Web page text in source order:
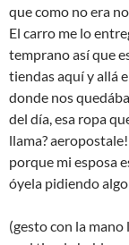
que como no era
El carro me lo
temprano así que
tiendas aquí y allá
donde nos
del día, esa ropa
llama?
porque mi esposa
óyela pidiendo
(gesto con la